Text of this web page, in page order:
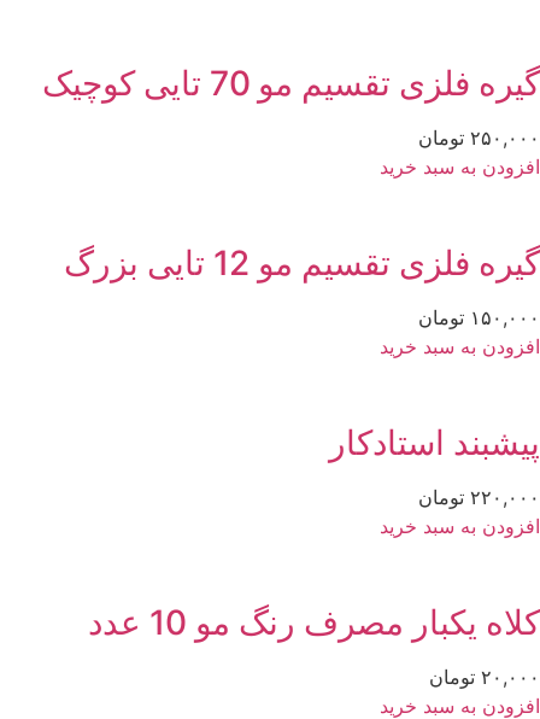
فلزی تقسیم مو 70 تایی کوچیک
تومان
به سبد خرید
فلزی تقسیم مو 12 تایی بزرگ
تومان
به سبد خرید
استادکار
تومان
به سبد خرید
یکبار مصرف رنگ مو 10 عدد
تومان
به سبد خرید